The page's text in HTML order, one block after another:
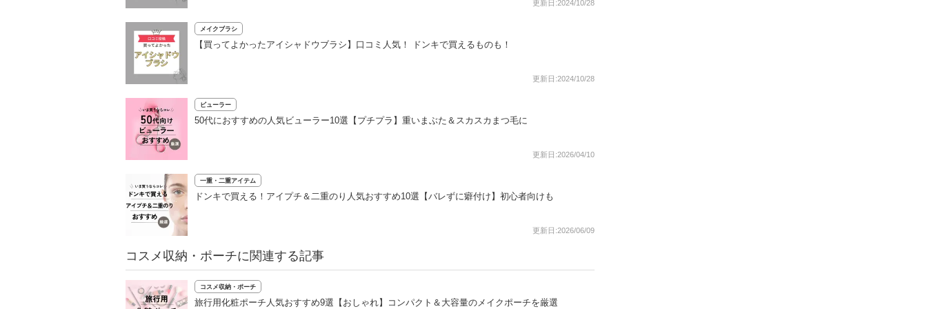
更新日:2024/10/28
メイクブラシ
【買ってよかったアイシャドウブラシ】口コミ人気！ ドンキで買えるものも！
更新日:2024/10/28
ビューラー
50代におすすめの人気ビューラー10選【プチプラ】重いまぶた＆スカスカまつ毛に
更新日:2026/04/10
一重・二重アイテム
ドンキで買える！アイプチ＆二重のり人気おすすめ10選【バレずに癖付け】初心者向けも
更新日:2026/06/09
コスメ収納・ポーチに関連する記事
コスメ収納・ポーチ
旅行用化粧ポーチ人気おすすめ9選【おしゃれ】コンパクト＆大容量のメイクポーチを厳選